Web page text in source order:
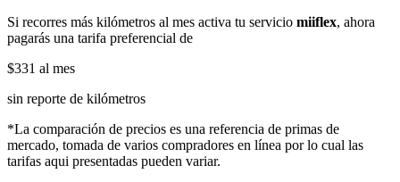
Si recorres más kilómetros al mes activa tu servicio miiflex, ahora
pagarás una tarifa preferencial de
$331 al mes
sin reporte de kilómetros
*La comparación de precios es una referencia de primas de
mercado, tomada de varios compradores en línea por lo cual las
tarifas aqui presentadas pueden variar.